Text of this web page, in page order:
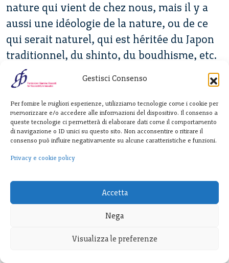
Gestisci Consenso
Per fornire le migliori esperienze, utilizziamo tecnologie come i cookie per
memorizzare e/o accedere alle informazioni del dispositivo. Il consenso a
queste tecnologie ci permetterà di elaborare dati come il comportamento
di navigazione o ID unici su questo sito. Non acconsentire o ritirare il
consenso può influire negativamente su alcune caratteristiche e funzioni.
Privacy e cookie policy
Accetta
Nega
Visualizza le preferenze
nature qui vient de chez nous, mais il y a
aussi une idéologie de la nature, ou de ce
qui serait naturel, qui est héritée du Japon
traditionnel, du shinto, du boudhisme, etc.
C’est difficile de s’arrÃªter au paradoxe.
Tout mon travail consiste à essayer de
rendre compte, de comprendre la manière
dont différentes idéologies de la nature,
différentes natures peuvent prendre place
avec Ã§a aujourd’hui. Eux n’éprouvent
aucun paradoxe sur cette question-là et
continueront à vous dire qu’ils sont des
amoureux de la nature, alors mÃªme que
aurez la sentation tout à fait inverse.